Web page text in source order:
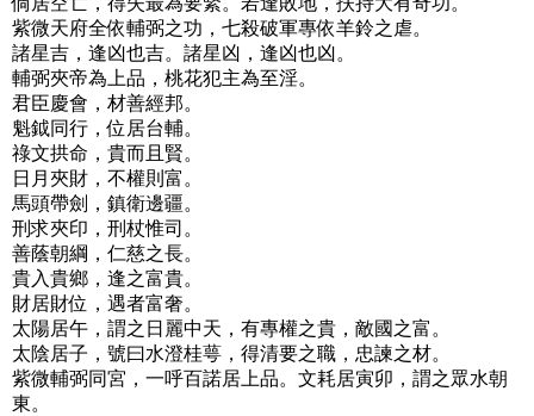
紫微天府全依輔弼之功，七殺破軍專依羊鈴之虐。
諸星吉，逢凶也吉。諸星凶，逢凶也凶。
輔弼夾帝為上品，桃花犯主為至淫。
君臣慶會，材善經邦。
魁鉞同行，位居台輔。
祿文拱命，貴而且賢。
日月夾財，不權則富。
馬頭帶劍，鎮衛邊疆。
刑求夾印，刑杖惟司。
善蔭朝綱，仁慈之長。
貴入貴鄉，逢之富貴。
財居財位，遇者富奢。
太陽居午，謂之日麗中天，有專權之貴，敵國之富。
太陰居子，號曰水澄桂萼，得清要之職，忠諫之材。
紫微輔弼同宮，一呼百諾居上品。文耗居寅卯，謂之眾水朝
東。